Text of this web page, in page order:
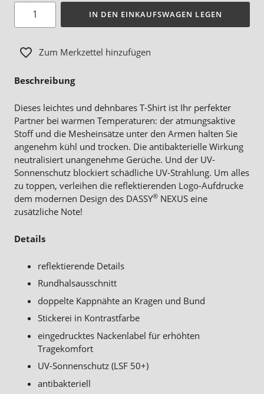
IN DEN EINKAUFSWAGEN LEGEN
Zum Merkzettel hinzufügen
Beschreibung
Dieses leichtes und dehnbares T-Shirt ist Ihr perfekter
Partner bei warmen Temperaturen: der atmungsaktive
Stoff und die Mesheinsätze unter den Armen halten Sie
angenehm kühl und trocken. Die antibakterielle Wirkung
neutralisiert unangenehme Gerüche. Und der UV-
Sonnenschutz blockiert schädliche UV-Strahlung. Um alles
zu toppen, verleihen die reflektierenden Logo-Aufdrucke
dem modernen Design des DASSY® NEXUS eine
zusätzliche Note!
Details
reflektierende Details
Rundhalsausschnitt
doppelte Kappnähte an Kragen und Bund
Stickerei in Kontrastfarbe
eingedrucktes Nackenlabel für erhöhten
Tragekomfort
UV-Sonnenschutz (LSF 50+)
antibakteriell